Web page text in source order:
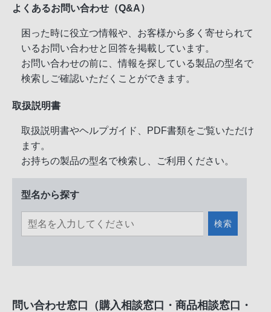
よくあるお問い合わせ（Q&A）
困った時に役立つ情報や、お客様から多く寄せられて
いるお問い合わせと回答を掲載しています。
お問い合わせの前に、情報を探している製品の型名で
検索しご確認いただくことができます。
取扱説明書
取扱説明書やヘルプガイド、PDF書類をご覧いただけ
ます。
お持ちの製品の型名で検索し、ご利用ください。
型名から探す
検索
問い合わせ窓口（購入相談窓口・商品相談窓口・